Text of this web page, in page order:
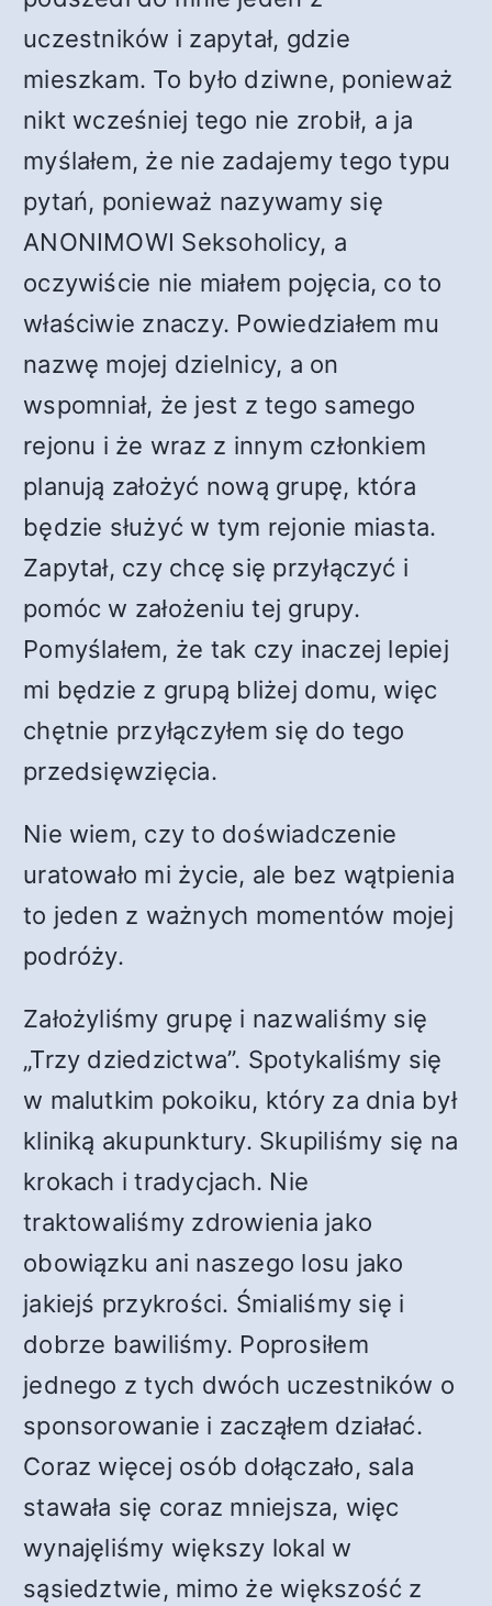
uczestników i zapytał, gdzie
mieszkam. To było dziwne, ponieważ
nikt wcześniej tego nie zrobił, a ja
myślałem, że nie zadajemy tego typu
pytań, ponieważ nazywamy się
ANONIMOWI Seksoholicy, a
oczywiście nie miałem pojęcia, co to
właściwie znaczy. Powiedziałem mu
nazwę mojej dzielnicy, a on
wspomniał, że jest z tego samego
rejonu i że wraz z innym członkiem
planują założyć nową grupę, która
będzie służyć w tym rejonie miasta.
Zapytał, czy chcę się przyłączyć i
pomóc w założeniu tej grupy.
Pomyślałem, że tak czy inaczej lepiej
mi będzie z grupą bliżej domu, więc
chętnie przyłączyłem się do tego
przedsięwzięcia.
Nie wiem, czy to doświadczenie
uratowało mi życie, ale bez wątpienia
to jeden z ważnych momentów mojej
podróży.
Założyliśmy grupę i nazwaliśmy się
„Trzy dziedzictwa”. Spotykaliśmy się
w malutkim pokoiku, który za dnia był
kliniką akupunktury. Skupiliśmy się na
krokach i tradycjach. Nie
traktowaliśmy zdrowienia jako
obowiązku ani naszego losu jako
jakiejś przykrości. Śmialiśmy się i
dobrze bawiliśmy. Poprosiłem
jednego z tych dwóch uczestników o
sponsorowanie i zacząłem działać.
Coraz więcej osób dołączało, sala
stawała się coraz mniejsza, więc
wynajęliśmy większy lokal w
sąsiedztwie, mimo że większość z